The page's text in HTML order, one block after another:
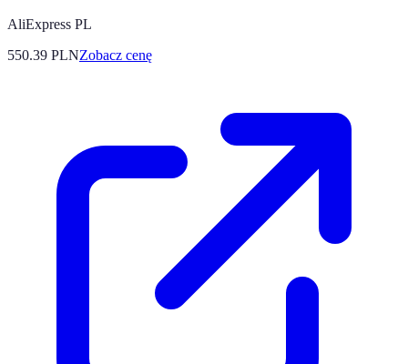
AliExpress PL
550.39 PLNZobacz cenę